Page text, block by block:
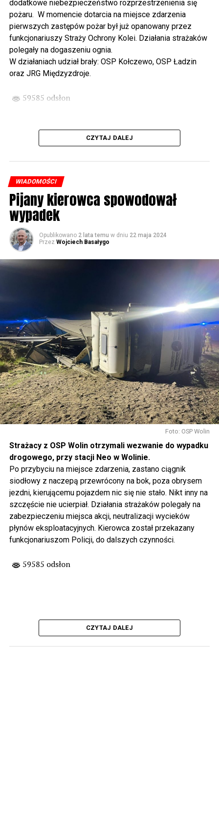
wysłuchamy organowego koncertu w wykonaniu
państwa Witkowskich.
Wyjątkowym wydarzeniem będzie koncert w wykonaniu
Kawuś Music Project, podczas którego wysłuchamy
polskich przebojów w jazzowej aranżacji (godz. 20.00
przed biblioteką). Podczas koncertu zaplanowaliśmy dla
Projektów Interreg VI A – Kultura i zrównoważona
turystyka.
(Niemcy), Biblioteka Publiczna Gminy Wolin, Parafia
Rzymskokatolicka w Wolinie
59586 odsłon
dodatkowe niebezpieczeństwo rozprzestrzenienia się
pożaru. W momencie dotarcia na miejsce zdarzenia
pierwszych zastępów pożar był już opanowany przez
funkcjonariuszy Straży Ochrony Kolei. Działania strażaków
polegały na dogaszeniu ognia.
W działaniach udział brały: OSP Kołczewo, OSP Ładzin
oraz JRG Międzyzdroje.
59585 odsłon
CZYTAJ DALEJ
WIADOMOŚCI
Pijany kierowca spowodował
wypadek
Opublikowano 2 lata temu w dniu 22 maja 2024
Przez Wojciech Basałygo
Foto: OSP Wolin
Strażacy z OSP Wolin otrzymali wezwanie do wypadku
drogowego, przy stacji Neo w Wolinie.
Po przybyciu na miejsce zdarzenia, zastano ciągnik
siodłowy z naczepą przewrócony na bok, poza obrysem
jezdni, kierującemu pojazdem nic się nie stało. Nikt inny na
szczęście nie ucierpiał. Działania strażaków polegały na
zabezpieczeniu miejsca akcji, neutralizacji wycieków
płynów eksploatacyjnych. Kierowca został przekazany
funkcjonariuszom Policji, do dalszych czynności.
59585 odsłon
CZYTAJ DALEJ